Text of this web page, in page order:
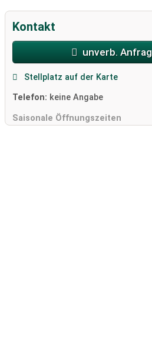
Kontakt
unverb.
Stellplatz auf der Karte
Telefon: keine Angabe
Saisonale Öffnungszeiten